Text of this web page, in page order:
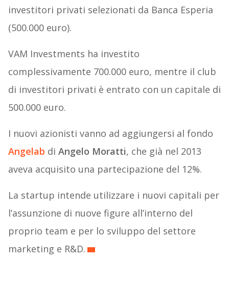
investitori privati selezionati da Banca Esperia
(500.000 euro).
VAM Investments ha investito
complessivamente 700.000 euro, mentre il club
di investitori privati è entrato con un capitale di
500.000 euro.
I nuovi azionisti vanno ad aggiungersi al fondo
Angelab di Angelo Moratti, che già nel 2013
aveva acquisito una partecipazione del 12%.
La startup intende utilizzare i nuovi capitali per
l’assunzione di nuove figure all’interno del
proprio team e per lo sviluppo del settore
marketing e R&D.